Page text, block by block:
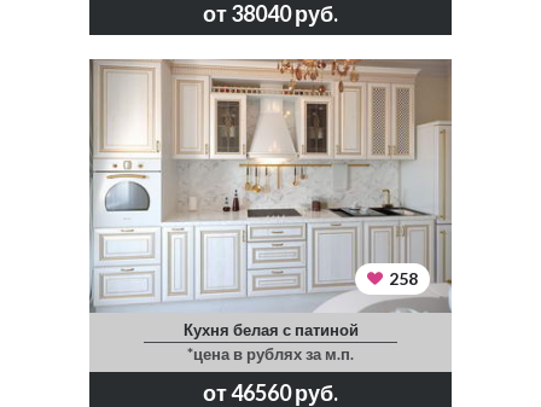
от 38040 руб.
258
Кухня белая с патиной
*цена в рублях за м.п.
от 46560 руб.